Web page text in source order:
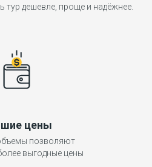
тур дешевле, проще и надёжнее.
цены
позволяют
выгодные цены